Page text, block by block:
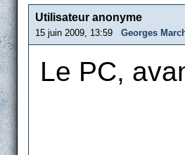
Utilisateur anonyme
15 juin 2009, 13:59 Georges
Le PC,